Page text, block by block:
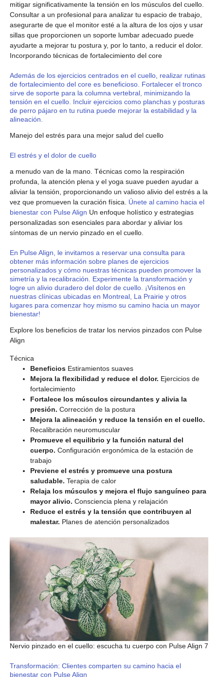
mitigar significativamente la tensión en los músculos del cuello.
Consultar a un profesional para analizar tu espacio de trabajo,
asegurarte de que el monitor esté a la altura de los ojos y usar
sillas que proporcionen un soporte lumbar adecuado puede
ayudarte a mejorar tu postura y, por lo tanto, a reducir el dolor.
Incorporando técnicas de fortalecimiento del core
Además de los ejercicios centrados en el cuello, realizar rutinas
de fortalecimiento del core es beneficioso. Fortalecer el tronco
sirve de soporte para la columna vertebral, minimizando la
tensión en el cuello. Incluir ejercicios como planchas y posturas
de perro pájaro en tu rutina puede mejorar la estabilidad y la
alineación.
Manejo del estrés para una mejor salud del cuello
El estrés y el dolor de cuello
a menudo van de la mano. Técnicas como la respiración
profunda, la atención plena y el yoga suave pueden ayudar a
aliviar la tensión, proporcionando un valioso alivio del estrés a la
vez que promueven la curación física. Únete al camino hacia el
bienestar con Pulse Align Un enfoque holístico y estrategias
personalizadas son esenciales para abordar y aliviar los
síntomas de un nervio pinzado en el cuello.
En Pulse Align, le invitamos a reservar una consulta para
obtener más información sobre planes de ejercicios
personalizados y cómo nuestras técnicas pueden promover la
simetría y la recalibración. Experimente la transformación y
logre un alivio duradero del dolor de cuello. ¡Visítenos en
nuestras clínicas ubicadas en Montreal, La Prairie y otros
lugares para comenzar hoy mismo su camino hacia un mayor
bienestar!
Explore los beneficios de tratar los nervios pinzados con Pulse
Align
Técnica
Beneficios Estiramientos suaves
Mejora la flexibilidad y reduce el dolor. Ejercicios de
fortalecimiento
Fortalece los músculos circundantes y alivia la
presión. Corrección de la postura
Mejora la alineación y reduce la tensión en el cuello.
Recalibración neuromuscular
Promueve el equilibrio y la función natural del
cuerpo. Configuración ergonómica de la estación de
trabajo
Previene el estrés y promueve una postura
saludable. Terapia de calor
Relaja los músculos y mejora el flujo sanguíneo para
mayor alivio. Consciencia plena y relajación
Reduce el estrés y la tensión que contribuyen al
malestar. Planes de atención personalizados
Nervio pinzado en el cuello: escucha tu cuerpo con Pulse Align 7
Transformación: Clientes comparten su camino hacia el
bienestar con Pulse Align